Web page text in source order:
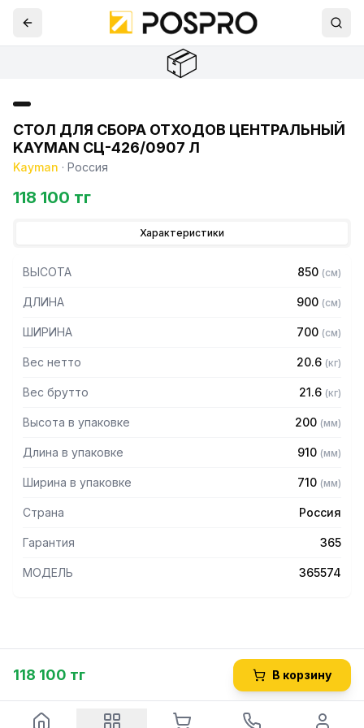
📦
СТОЛ ДЛЯ СБОРА ОТХОДОВ ЦЕНТРАЛЬНЫЙ
KAYMAN СЦ-426/0907 Л
Kayman · Россия
118 100 тг
Характеристики
ВЫСОТА 850 (см)
ДЛИНА 900 (см)
ШИРИНА 700 (см)
Вес нетто 20.6 (кг)
Вес брутто 21.6 (кг)
Высота в упаковке 200 (мм)
Длина в упаковке 910 (мм)
Ширина в упаковке 710 (мм)
Страна Россия
Гарантия 365
МОДЕЛЬ 365574
118 100 тг В корзину